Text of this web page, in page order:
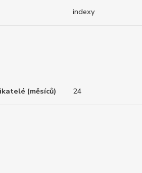
indexy
(měsíců) 24